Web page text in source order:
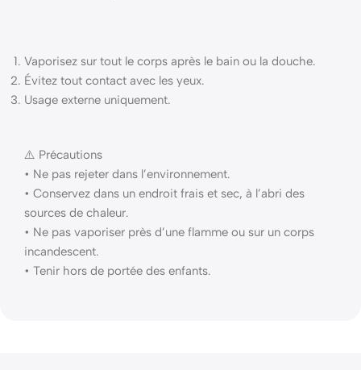
Vaporisez sur tout le corps après le bain ou la douche.
Évitez tout contact avec les yeux.
Usage externe uniquement.
⚠️ Précautions
• Ne pas rejeter dans l’environnement.
• Conservez dans un endroit frais et sec, à l’abri des
sources de chaleur.
• Ne pas vaporiser près d’une flamme ou sur un corps
incandescent.
• Tenir hors de portée des enfants.